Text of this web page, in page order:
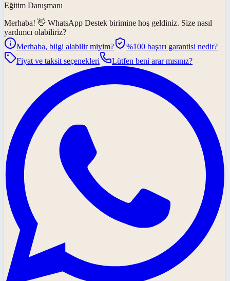
Eğitim Danışmanı
Merhaba! 👋 WhatsApp Destek birimine hoş geldiniz. Size nasıl
yardımcı olabiliriz?
Merhaba, bilgi alabilir miyim?
%100 başarı garantisi nedir?
Fiyat ve taksit seçenekleri
Lütfen beni arar mısınız?